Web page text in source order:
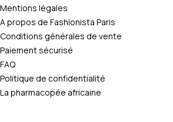
Mentions légales
A propos de Fashionista Paris
Conditions générales de vente
Paiement sécurisé
FAQ
Politique de confidentialité
La pharmacopée africaine